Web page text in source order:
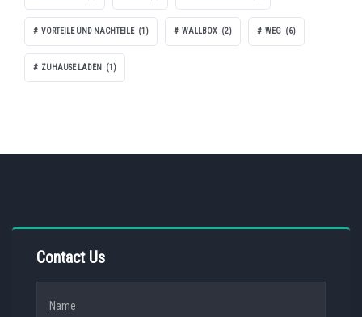
VORTEILE UND NACHTEILE (1) WALLBOX (2) WEG (6)
ZUHAUSE LADEN (1)
Contact Us